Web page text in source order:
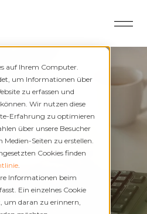
auf Ihrem Computer.
um Informationen über
zu erfassen und
Wir nutzen diese
Erfahrung zu optimieren
über unsere Besucher
Medien-Seiten zu erstellen.
Cookies finden
.
Informationen beim
Ein einzelnes Cookie
um daran zu erinnern,